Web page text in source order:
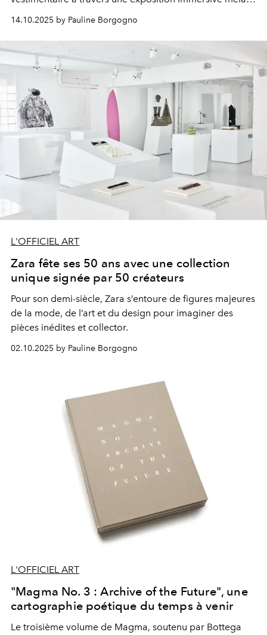
art, mémoire et audace.
14.10.2025 by Pauline Borgogno
L'OFFICIEL ART
Zara fête ses 50 ans avec une collection
unique signée par 50 créateurs
Pour son demi-siècle, Zara s’entoure de figures majeures
de la mode, de l’art et du design pour imaginer des
pièces inédites et collector.
02.10.2025 by Pauline Borgogno
L'OFFICIEL ART
"Magma No. 3 : Archive of the Future", une
cartographie poétique du temps à venir
Le troisième volume de Magma, soutenu par Bottega